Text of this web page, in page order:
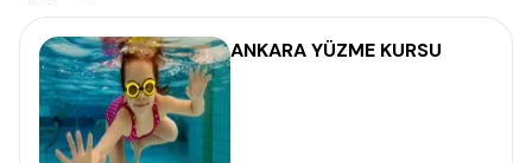
ANKARA YÜZME KURSU